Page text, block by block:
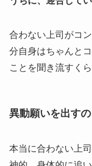
合わない上司がコ
分自身はちゃんと
ことを聞き流すく
異動願いを出す
本当に合わない上